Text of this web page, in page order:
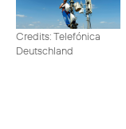
Credits: Telefónica
Deutschland